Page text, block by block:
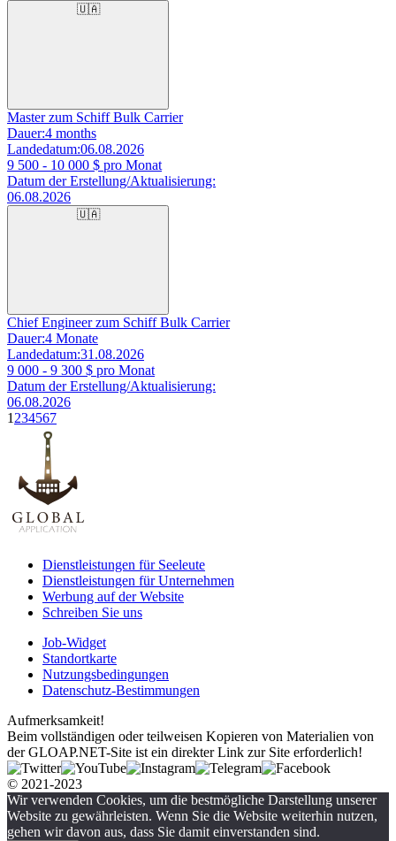
🇺🇦
Master zum Schiff Bulk Carrier
Dauer:4 months
Landedatum:06.08.2026
9 500 - 10 000 $ pro Monat
Datum der Erstellung/Aktualisierung:
06.08.2026
🇺🇦
Chief Engineer zum Schiff Bulk Carrier
Dauer:4 Monate
Landedatum:31.08.2026
9 000 - 9 300 $ pro Monat
Datum der Erstellung/Aktualisierung:
06.08.2026
1 234567
Dienstleistungen für Seeleute
Dienstleistungen für Unternehmen
Werbung auf der Website
Schreiben Sie uns
Job-Widget
Standortkarte
Nutzungsbedingungen
Datenschutz-Bestimmungen
Aufmerksamkeit!
Beim vollständigen oder teilweisen Kopieren von Materialien von
der GLOAP.NET-Site ist ein direkter Link zur Site erforderlich!
© 2021-2023
Wir verwenden Cookies, um die bestmögliche Darstellung unserer
Website zu gewährleisten. Wenn Sie die Website weiterhin nutzen,
gehen wir davon aus, dass Sie damit einverstanden sind.